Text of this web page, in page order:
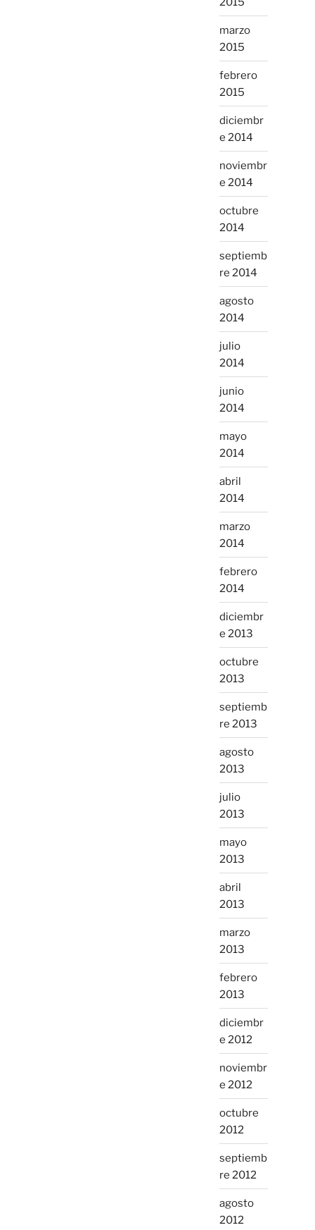
marzo
2015
febrero
2015
diciembr
e 2014
noviembr
e 2014
octubre
2014
septiemb
re 2014
agosto
2014
julio
2014
junio
2014
mayo
2014
abril
2014
marzo
2014
febrero
2014
diciembr
e 2013
octubre
2013
septiemb
re 2013
agosto
2013
julio
2013
mayo
2013
abril
2013
marzo
2013
febrero
2013
diciembr
e 2012
noviembr
e 2012
octubre
2012
septiemb
re 2012
agosto
2012